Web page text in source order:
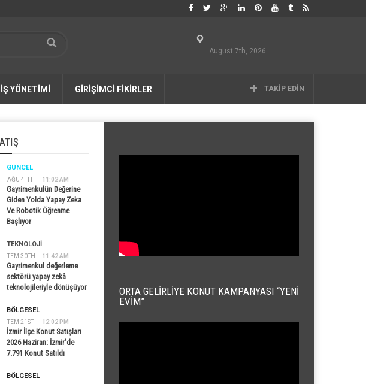
August 7th, 2026
İŞ YÖNETİMİ GİRİŞİMCİ FİKİRLER TAKIP EDIN
AĞU 4TH 11:02 AM
GÜNCEL
Gayrimenkulün Değerine
Giden Yolda Yapay Zeka
Ve Robotik Öğrenme
Başlıyor
TEM 30TH 11:42 AM
TEKNOLOJİ
Gayrimenkul değerleme
sektörü yapay zekâ
teknolojileriyle dönüşüyor
TEM 21ST 12:02 PM
BÖLGESEL
İzmir İlçe Konut Satışları
2026 Haziran: İzmir’de
7.791 Konut Satıldı
BÖLGESEL
ORTA GELIRLIYE KONUT KAMPANYASI “YENI
EVIM”